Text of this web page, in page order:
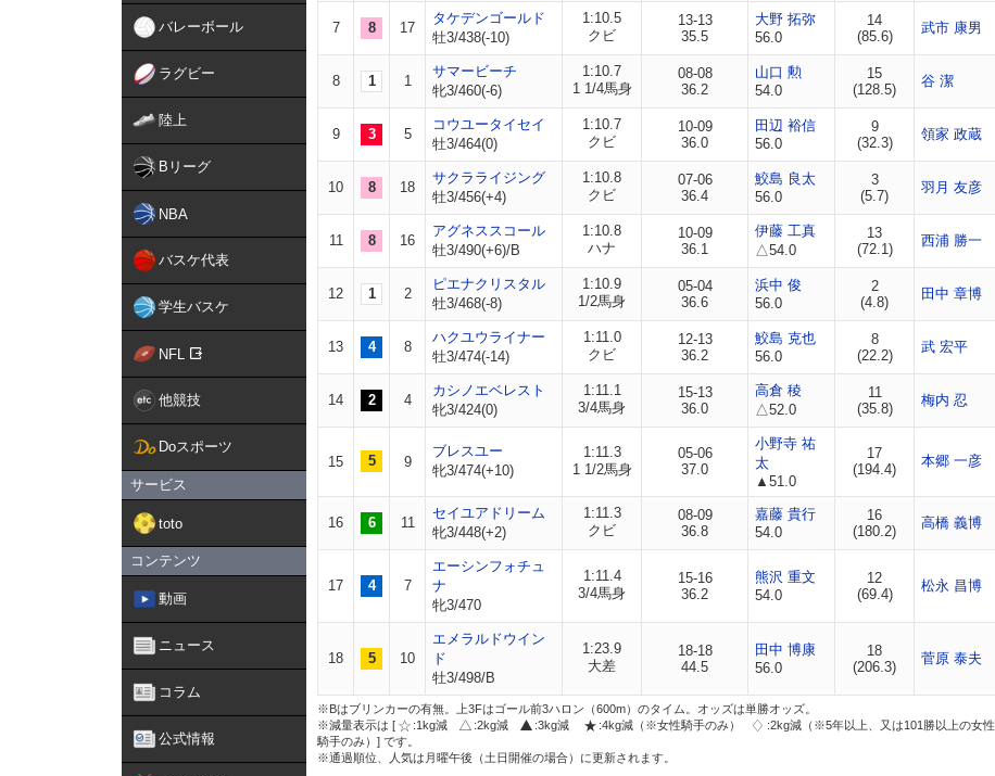
バレーボール
ラグビー
陸上
Bリーグ
NBA
バスケ代表
学生バスケ
NFL
他競技
Doスポーツ
サービス
toto
コンテンツ
動画
ニュース
コラム
公式情報
7 8 17
タケデンゴールド
牡3/438(-10)
1:10.5
クビ
13-13
35.5
大野 拓弥
56.0
14
(85.6)
武市 康男
8 1 1
サマービーチ
牝3/460(-6)
1:10.7
1 1/4馬身
08-08
36.2
山口 勲
54.0
15
(128.5)
谷 潔
9 3 5
コウユータイセイ
牡3/464(0)
1:10.7
クビ
10-09
36.0
田辺 裕信
56.0
9
(32.3)
領家 政蔵
10 8 18
サクラライジング
牡3/456(+4)
1:10.8
クビ
07-06
36.4
鮫島 良太
56.0
3
(5.7)
羽月 友彦
11 8 16
アグネススコール
牡3/490(+6)/B
1:10.8
ハナ
10-09
36.1
伊藤 工真
△54.0
13
(72.1)
西浦 勝一
12 1 2
ピエナクリスタル
牡3/468(-8)
1:10.9
1/2馬身
05-04
36.6
浜中 俊
56.0
2
(4.8)
田中 章博
13 4 8
ハクユウライナー
牡3/474(-14)
1:11.0
クビ
12-13
36.2
鮫島 克也
56.0
8
(22.2)
武 宏平
14 2 4
カシノエベレスト
牝3/424(0)
1:11.1
3/4馬身
15-13
36.0
高倉 稜
△52.0
11
(35.8)
梅内 忍
15 5 9
ブレスユー
牝3/474(+10)
1:11.3
1 1/2馬身
05-06
37.0
小野寺 祐
太
▲51.0
17
(194.4)
本郷 一彦
16 6 11
セイユアドリーム
牝3/448(+2)
1:11.3
クビ
08-09
36.8
嘉藤 貴行
54.0
16
(180.2)
高橋 義博
17 4 7
エーシンフォチュ
ナ
牝3/470
1:11.4
3/4馬身
15-16
36.2
熊沢 重文
54.0
12
(69.4)
松永 昌博
18 5 10
エメラルドウイン
ド
牡3/498/B
1:23.9
大差
18-18
44.5
田中 博康
56.0
18
(206.3)
菅原 泰夫
※Bはブリンカーの有無。上3Fはゴール前3ハロン（600m）のタイム。オッズは単勝オッズ。
※減量表示は [
:1kg減 :2kg減 :3kg減 :4kg減（※女性騎手のみ）
:2kg減（※5年以上、又は101勝以上の女性
騎手のみ）] です。
※通過順位、人気は月曜午後（土日開催の場合）に更新されます。